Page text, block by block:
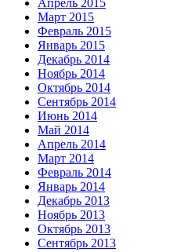
Апрель 2015
Март 2015
Февраль 2015
Январь 2015
Декабрь 2014
Ноябрь 2014
Октябрь 2014
Сентябрь 2014
Июнь 2014
Май 2014
Апрель 2014
Март 2014
Февраль 2014
Январь 2014
Декабрь 2013
Ноябрь 2013
Октябрь 2013
Сентябрь 2013